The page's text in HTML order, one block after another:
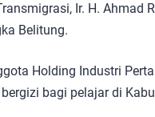
Ir. H. Ahmad
Belitung.
Holding Industri
bagi pelajar di